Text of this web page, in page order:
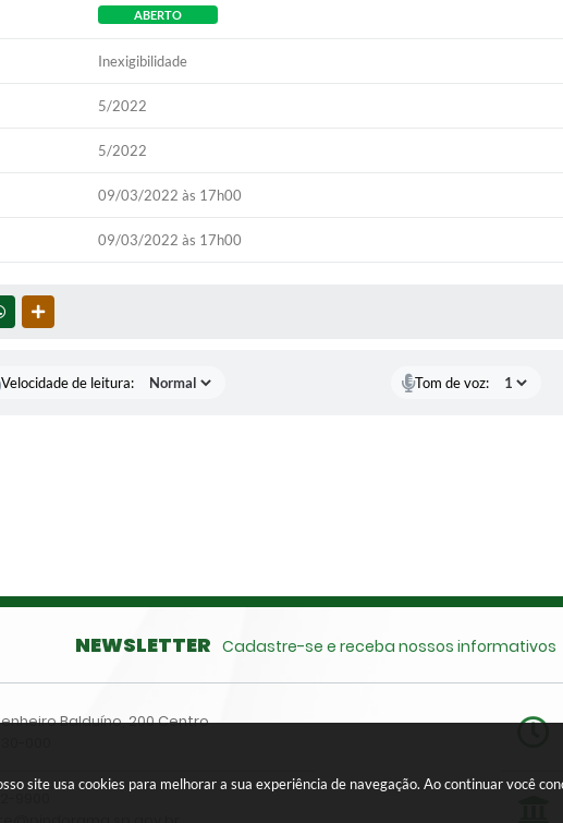
site usa cookies para melhorar a sua experiência de navegação. Ao continuar você
ABERTO
Inexigibilidade
5/2022
5/2022
09/03/2022 às 17h00
09/03/2022 às 17h00
WHATSAPP
Velocidade de leitura: Tom de voz:
NEWSLETTER Cadastre-se e receba nossos informativos
Balduíno, 200 Centro